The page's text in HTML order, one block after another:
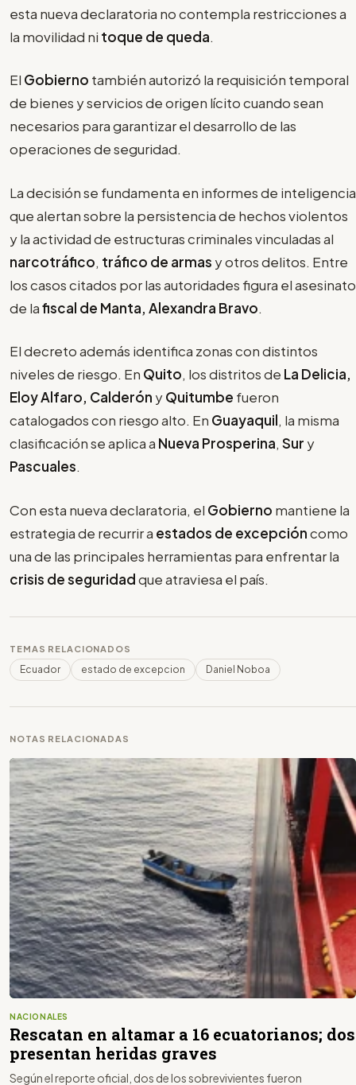
esta nueva declaratoria no contempla restricciones a
la movilidad ni toque de queda.
El Gobierno también autorizó la requisición temporal
de bienes y servicios de origen lícito cuando sean
necesarios para garantizar el desarrollo de las
operaciones de seguridad.
La decisión se fundamenta en informes de inteligencia
que alertan sobre la persistencia de hechos violentos
y la actividad de estructuras criminales vinculadas al
narcotráfico, tráfico de armas y otros delitos. Entre
los casos citados por las autoridades figura el asesinato
de lafiscal de Manta, Alexandra Bravo.
El decreto además identifica zonas con distintos
niveles de riesgo. En Quito, los distritos de La Delicia,
Eloy Alfaro, Calderón yQuitumbe fueron
catalogados con riesgo alto. En Guayaquil, la misma
clasificación se aplica a Nueva Prosperina, Sur y
Pascuales.
Con esta nueva declaratoria, el Gobierno mantiene la
estrategia de recurrir a estados de excepcióncomo
una de las principales herramientas para enfrentar la
crisis de seguridadque atraviesa el país.
TEMAS RELACIONADOS
Ecuador estado de excepcion Daniel Noboa
NOTAS RELACIONADAS
NACIONALES
Rescatan en altamar a 16 ecuatorianos; dos
presentan heridas graves
Según el reporte oficial, dos de los sobrevivientes fueron